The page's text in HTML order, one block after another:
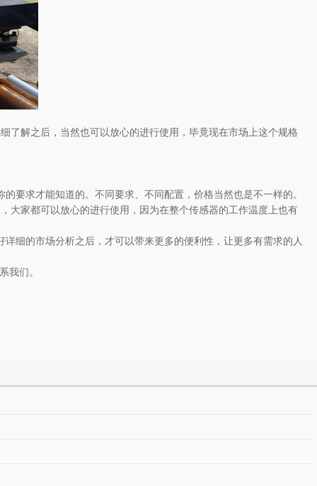
了解之后，当然也可以放心的进行使用，毕竟现在市场上这个规格
要求才能知道的。不同要求、不同配置，价格当然也是不一样的。
大家都可以放心的进行使用，因为在整个传感器的工作温度上也有
细的市场分析之后，才可以带来更多的便利性，让更多有需求的人
我们。